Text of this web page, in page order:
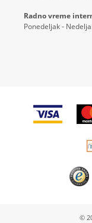
Radno vreme
Ponedeljak -
©